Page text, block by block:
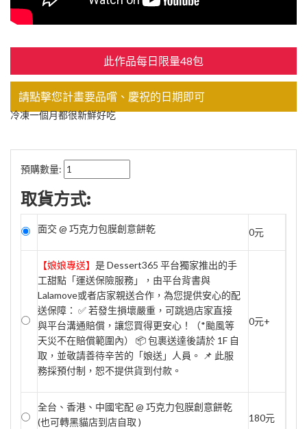
此作品每日限量48包
請點擊您計畫要品嚐、慶祝的日期即可
冷凍一個月都很新鮮好吃
預購數量:
取貨方式:
面交 @ 巧克力包膜創意餅乾 0元
【娘娘專送】 是 Dessert365 平台獨家推出的手
工甜點「運送保險服務」，由平台背書與
Lalamove或者店家親送合作，為您提供安心的配
送保障： ✅ 若發生損壞嚴重，可跳過店家直接
與平台溝通賠償，讓您買得更安心！（*颱風等
天災不在賠償範圍內） 📦 包裹送達後請於 1F 自
取，並敬請善待辛苦的「娘送」人員。 📌 此服
務採預付制，恕不提供貨到付款。
0元+
全台、香港、中國宅配 @ 巧克力包膜創意餅乾
(也可轉黑貓店到店自取 )
180元